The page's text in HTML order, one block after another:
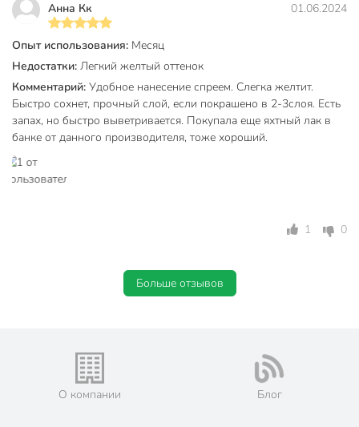
Анна Кк 01.06.2024
Опыт использования: Месяц
Недостатки: Легкий желтый оттенок
Комментарий: Удобное нанесение спреем. Слегка желтит.
Быстро сохнет, прочный слой, если покрашено в 2-3слоя. Есть
запах, но быстро выветривается. Покупала еще яхтный лак в
банке от данного производителя, тоже хороший.
1 0
Больше отзывов
О компании Блог